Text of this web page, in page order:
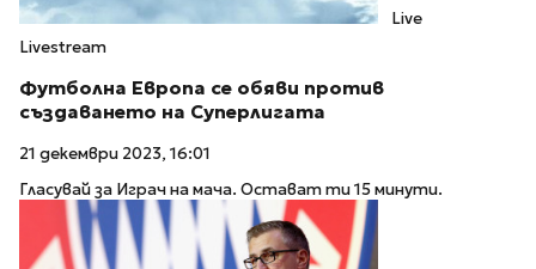
Live
Livestream
Футболна Европа се обяви против
създаването на Суперлигата
21 декември 2023, 16:01
Гласувай за Играч на мача. Остават ти 15 минути.